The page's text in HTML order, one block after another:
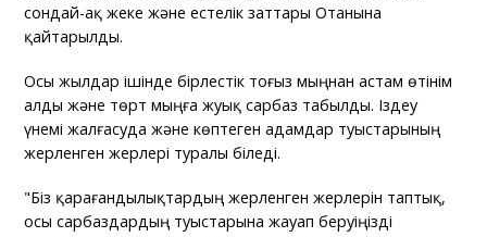
сондай-ақ жеке және естелік заттары Отанына
қайтарылды.
Осы жылдар ішінде бірлестік тоғыз мыңнан астам өтінім
алды және төрт мыңға жуық сарбаз табылды. Іздеу
үнемі жалғасуда және көптеген адамдар туыстарының
жерленген жерлері туралы біледі.
"Біз қарағандылықтардың жерленген жерлерін таптық,
осы сарбаздардың туыстарына жауап беруіңізді